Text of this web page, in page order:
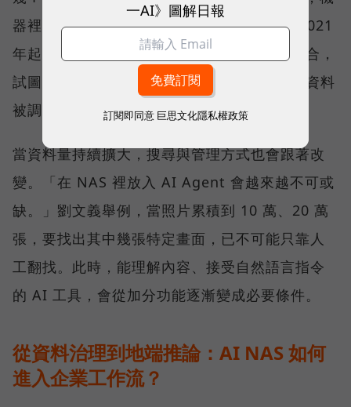
器裡的資料要如何被 AI 活用。QNAP 也從 2021
年起，把公司發展定調在 AI 與高速網路的融合，
試圖讓 NAS 從資料保存的位置，進一步成為資料
被調用的位置。
當資料量持續擴大，搜尋與管理方式也會跟著改
變。「在 NAS 裡放入 AI Agent 會越來越不可或
缺。」劉文義舉例，當照片累積到 10 萬、20 萬
張，要找出其中幾張特定畫面，已不可能只靠人
工翻找。此時，能理解內容、接受自然語言指令
的 AI 工具，會從加分功能逐漸變成必要條件。
從資料治理到地端推論：AI NAS 如何
進入企業工作流？
一AI》圖解日報
訂閱即同意 巨思文化隱私權政策